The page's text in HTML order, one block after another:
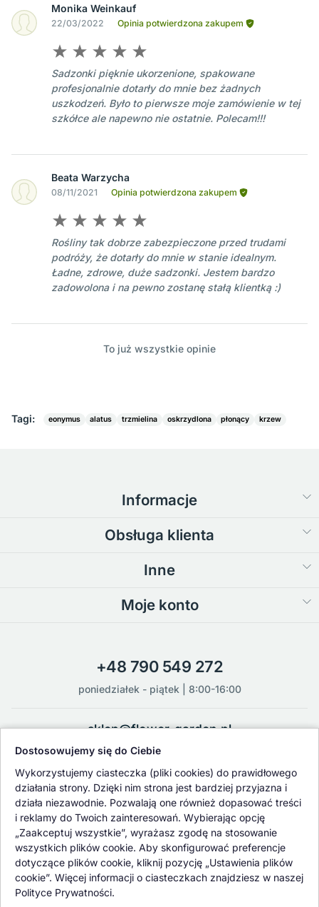
Monika Weinkauf
22/03/2022 Opinia potwierdzona zakupem
Sadzonki pięknie ukorzenione, spakowane
profesjonalnie dotarły do mnie bez żadnych
uszkodzeń. Było to pierwsze moje zamówienie w tej
szkółce ale napewno nie ostatnie. Polecam!!!
Beata Warzycha
08/11/2021 Opinia potwierdzona zakupem
Rośliny tak dobrze zabezpieczone przed trudami
podróży, że dotarły do mnie w stanie idealnym.
Ładne, zdrowe, duże sadzonki. Jestem bardzo
zadowolona i na pewno zostanę stałą klientką :)
To już wszystkie opinie
Tagi: eonymus alatus trzmielina oskrzydlona płonący krzew
Informacje
Obsługa klienta
Inne
Moje konto
+48 790 549 272
poniedziałek - piątek | 8:00-16:00
sklep@flower-garden.pl
Oferowane przez nas rośliny i nasiona podlegają regularnej ścisłej
kontroli jakości oraz kontroli zdrowotnej przeprowadzanej przez
wykwalifikowane osoby z Państwowej Inspekcji Ochrony Roślin i
Nasiennictwa.
Dostosowujemy się do Ciebie
Wykorzystujemy ciasteczka (pliki cookies) do prawidłowego
działania strony. Dzięki nim strona jest bardziej przyjazna i
działa niezawodnie. Pozwalają one również dopasować treści
i reklamy do Twoich zainteresowań. Wybierając opcję
„Zaakceptuj wszystkie”, wyrażasz zgodę na stosowanie
wszystkich plików cookie. Aby skonfigurować preferencje
dotyczące plików cookie, kliknij pozycję „Ustawienia plików
cookie”. Więcej informacji o ciasteczkach znajdziesz w naszej
Polityce Prywatności.